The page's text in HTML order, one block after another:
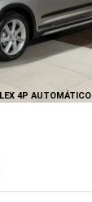
4P AUTOMÁTICO